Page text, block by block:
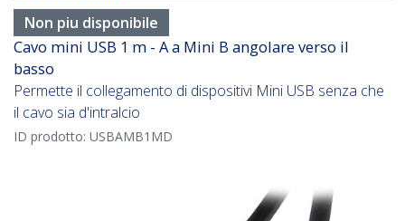
Non piu disponibile
Cavo mini USB 1 m - A a Mini B angolare verso il
basso
Permette il collegamento di dispositivi Mini USB senza che
il cavo sia d'intralcio
ID prodotto: USBAMB1MD